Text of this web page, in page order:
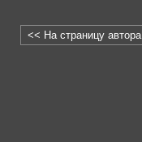
<< На страницу автора